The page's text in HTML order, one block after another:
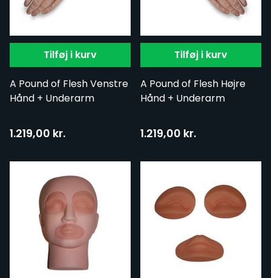
Tilføj i kurv
A Pound of Flesh Venstre
Hånd + Underarm
1.219,00 kr.
Tilføj i kurv
A Pound of Flesh Højre
Hånd + Underarm
1.219,00 kr.